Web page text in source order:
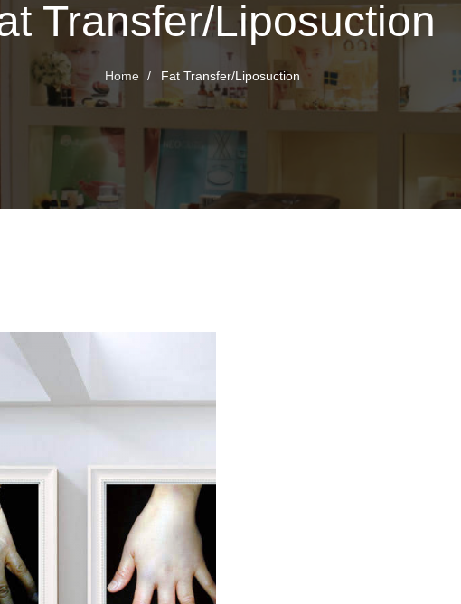
Transfer/Liposuction
Home Fat Transfer/Liposuction